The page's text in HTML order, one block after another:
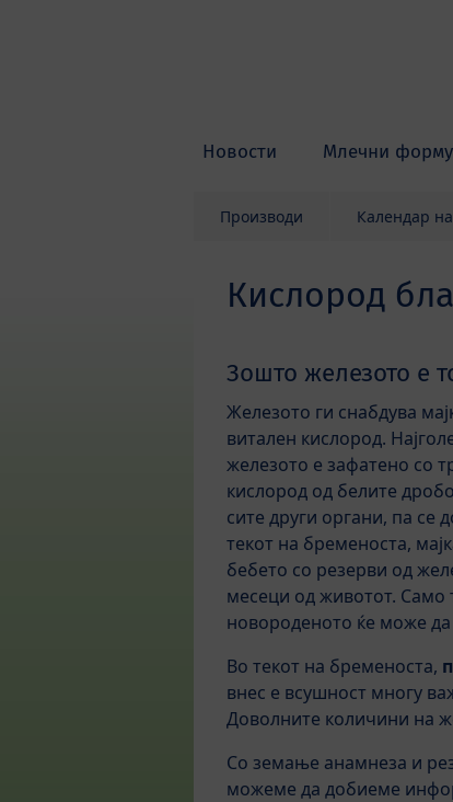
Новости Млечни
Производи Календар
Кислород
Зошто железото е
Железото ги снабдува
витален кислород.
железото е зафатено со
кислород од белите
сите други органи, па се
текот на бременоста,
бебето со резерви од
месеци од животот. Само
новороденото ќе може
Во текот на бременоста,
внес е всушност многу
Доволните количини на
Со земање анамнеза и
можеме да добиеме